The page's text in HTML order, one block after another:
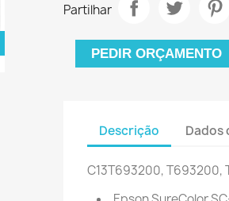
Partilhar
PEDIR ORÇAMENTO
Descrição Dados
C13T693200, T693200,